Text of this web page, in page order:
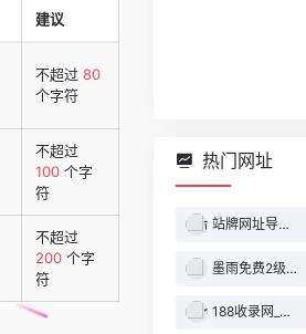
建议
不超过 80
个字符
不超过
100 个字
符
不超过
200 个字
符
热门网址
站牌网址导航收录网 | 精选网站导航，自动秒收录服务 - 最全网址收录！
墨雨免费2级域名 - 二级域名分发服务平台
188收录网_网站收录-友情链接交换-网址收录-自动秒收录